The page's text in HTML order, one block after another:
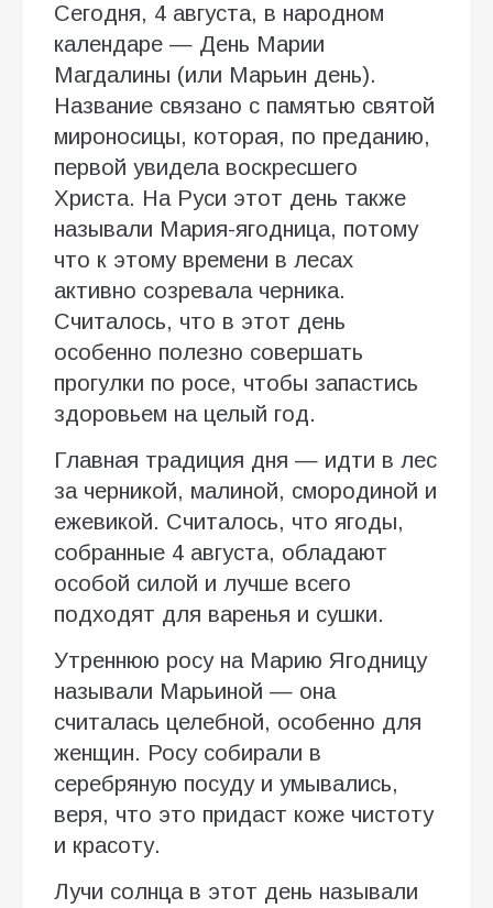
Сегодня, 4 августа, в народном
календаре — День Марии
Магдалины (или Марьин день).
Название связано с памятью святой
мироносицы, которая, по преданию,
первой увидела воскресшего
Христа. На Руси этот день также
называли Мария-ягодница, потому
что к этому времени в лесах
активно созревала черника.
Считалось, что в этот день
особенно полезно совершать
прогулки по росе, чтобы запастись
здоровьем на целый год.
Главная традиция дня — идти в лес
за черникой, малиной, смородиной и
ежевикой. Считалось, что ягоды,
собранные 4 августа, обладают
особой силой и лучше всего
подходят для варенья и сушки.
Утреннюю росу на Марию Ягодницу
называли Марьиной — она
считалась целебной, особенно для
женщин. Росу собирали в
серебряную посуду и умывались,
веря, что это придаст коже чистоту
и красоту.
Лучи солнца в этот день называли